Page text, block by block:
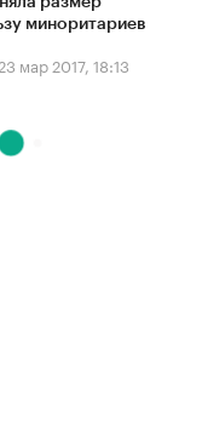
миноритариев
23 мар 2017, 18:13